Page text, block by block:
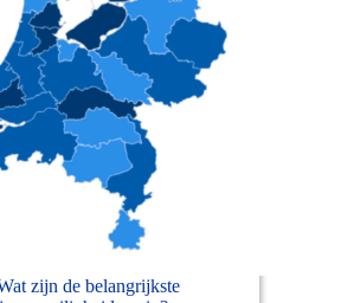
zijn de belangrijkste